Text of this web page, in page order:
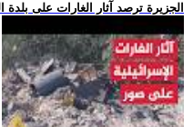
.. الجزيرة ترصد آثار الغارات على